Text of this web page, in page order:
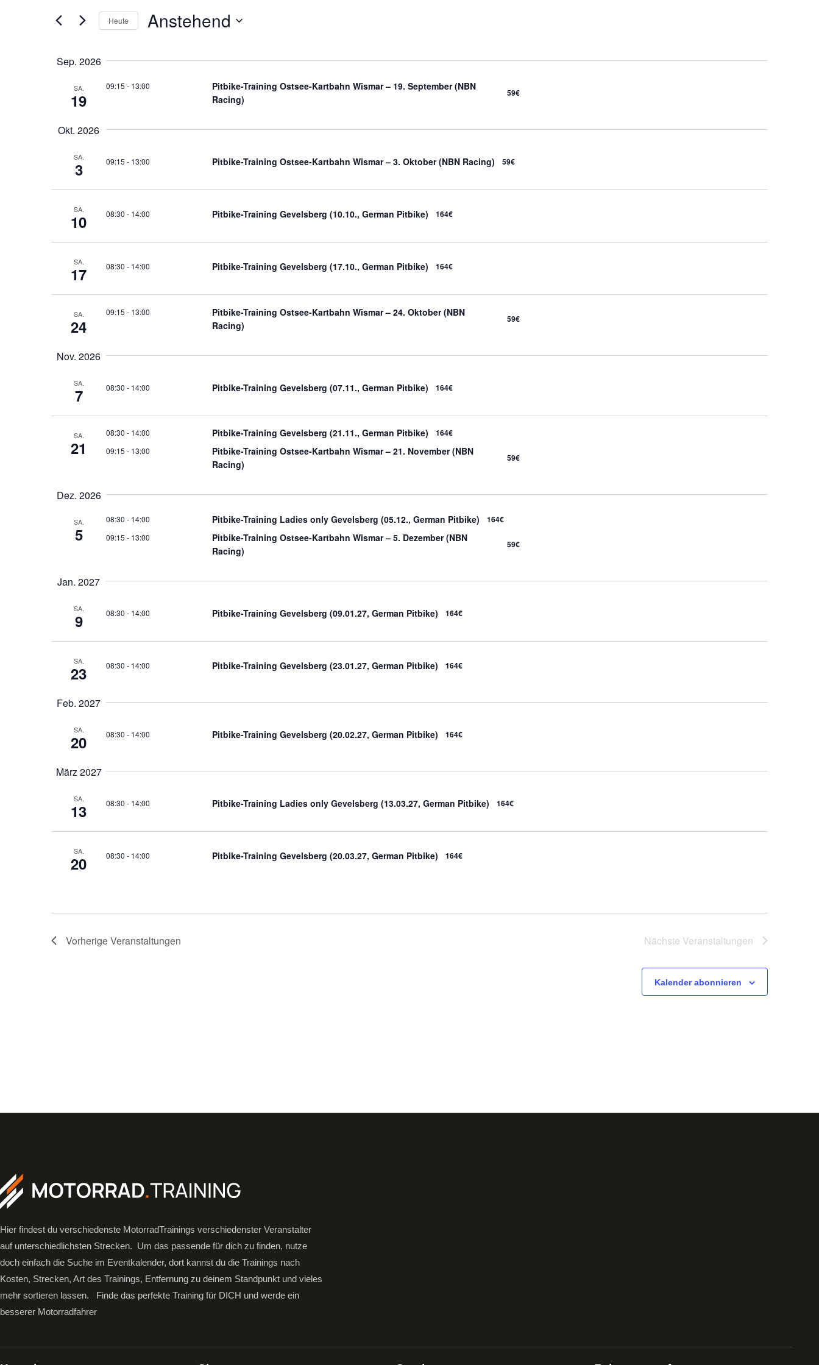
und
Ansichten,
Navigation
der
wird
Veranstaltungen
gefilterten
aktualisieren
Heute Anstehend
Sep. 2026
SA.
19
09:15 - 13:00
Pitbike-Training Ostsee-Kartbahn Wismar – 19. September (NBN
Racing)
59€
Okt. 2026
SA.
3 09:15 - 13:00 Pitbike-Training Ostsee-Kartbahn Wismar – 3. Oktober (NBN Racing) 59€
SA.
10 08:30 - 14:00 Pitbike-Training Gevelsberg (10.10., German Pitbike) 164€
SA.
17 08:30 - 14:00 Pitbike-Training Gevelsberg (17.10., German Pitbike) 164€
SA.
24
09:15 - 13:00
Pitbike-Training Ostsee-Kartbahn Wismar – 24. Oktober (NBN
Racing)
59€
Nov. 2026
SA.
7 08:30 - 14:00 Pitbike-Training Gevelsberg (07.11., German Pitbike) 164€
SA.
21
08:30 - 14:00 Pitbike-Training Gevelsberg (21.11., German Pitbike) 164€
09:15 - 13:00
Pitbike-Training Ostsee-Kartbahn Wismar – 21. November (NBN
Racing)
59€
Dez. 2026
SA.
5
08:30 - 14:00 Pitbike-Training Ladies only Gevelsberg (05.12., German Pitbike) 164€
09:15 - 13:00
Pitbike-Training Ostsee-Kartbahn Wismar – 5. Dezember (NBN
Racing)
59€
Jan. 2027
SA.
9 08:30 - 14:00 Pitbike-Training Gevelsberg (09.01.27, German Pitbike) 164€
SA.
23 08:30 - 14:00 Pitbike-Training Gevelsberg (23.01.27, German Pitbike) 164€
Feb. 2027
SA.
20 08:30 - 14:00 Pitbike-Training Gevelsberg (20.02.27, German Pitbike) 164€
März 2027
SA.
13 08:30 - 14:00 Pitbike-Training Ladies only Gevelsberg (13.03.27, German Pitbike) 164€
SA.
20 08:30 - 14:00 Pitbike-Training Gevelsberg (20.03.27, German Pitbike) 164€
VorherigeVeranstaltungen Nächste Veranstaltungen
Kalender abonnieren
Hier findest du verschiedenste MotorradTrainings verschiedenster Veranstalter
auf unterschiedlichsten Strecken. Um das passende für dich zu finden, nutze
doch einfach die Suche im Eventkalender, dort kannst du die Trainings nach
Kosten, Strecken, Art des Trainings, Entfernung zu deinem Standpunkt und vieles
mehr sortieren lassen. Finde das perfekte Training für DICH und werde ein
besserer Motorradfahrer